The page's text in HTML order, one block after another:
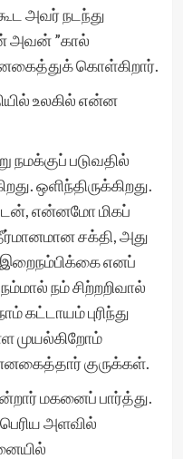
அவர் நடந்து
அவன் ”கால்
கொள்கிறார்.
உலகில் என்ன
நமக்குப் படுவதில்
ஒளிந்திருக்கிறது.
என்னமோ மிகப்
சக்தி, அது
இறைநம்பிக்கை எனப்
நம் சிற்றறிவால்
கட்டாயம் புரிந்து
முயல்கிறோம்
குருக்கள்.
மகனைப் பார்த்து.
அளவில்